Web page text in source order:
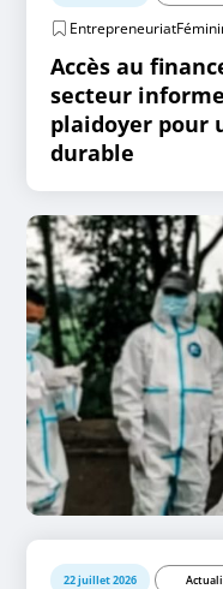
Accès au
secteur
plaidoyer pour
durable
22 juillet 2026